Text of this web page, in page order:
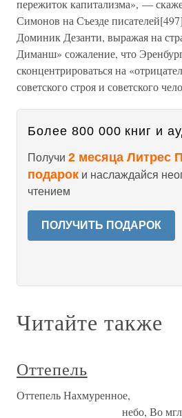
пережиток капитализма», —
Симонов на Съезде
Доминик Дезанти, выражая на
Диманш» сожаление, что
сконцентрироваться на
советского строя и советского
Более 800 000 книг и
Получи 2 месяца Литрес
подарок и наслаждайся
чтением
ПОЛУЧИТЬ ПОДАРОК
Читайте также
Оттепель
Оттепель
небо, Во мгле, как